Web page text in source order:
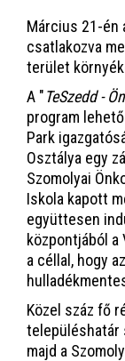
Március 21-én
csatlakozva
terület
A "TeSzedd -
program
Park
Osztálya egy
Szomolyai
Iskola kapott
együttesen
központjából a
a céllal, hogy
Közel száz fő
településhatár
majd a